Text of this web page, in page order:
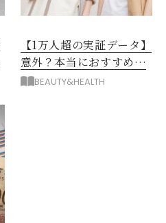
【1万人超の実証データ】
意外？本当におすすめな
運動とストレス解消法と
BEAUTY&HEALTH